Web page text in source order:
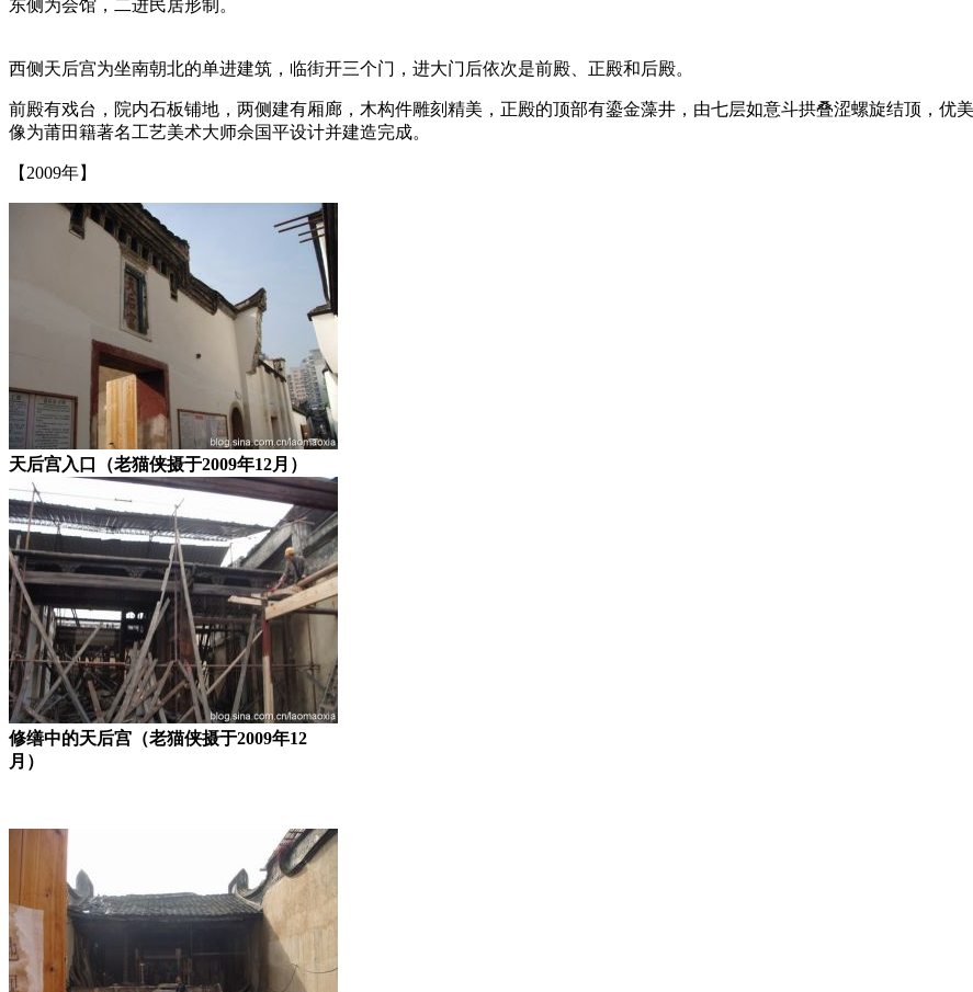
东侧为会馆，二进民居形制。
西侧天后宫为坐南朝北的单进建筑，临街开三个门，进大门后依次是前殿、正殿和后殿。
前殿有戏台，院内石板铺地，两侧建有厢廊，木构件雕刻精美，正殿的顶部有鎏金藻井，由七层如意斗拱叠涩螺旋结顶，优
像为莆田籍著名工艺美术大师佘国平设计并建造完成。
【2009年】
天后宫入口（老猫侠摄于2009年12月）
修缮中的天后宫（老猫侠摄于2009年12
月）